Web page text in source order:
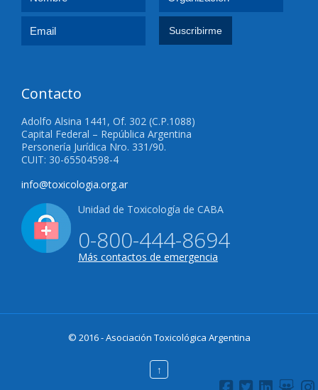
Contacto
Adolfo Alsina 1441, Of. 302 (C.P.1088)
Capital Federal – República Argentina
Personería Jurídica Nro. 331/90.
CUIT: 30-65504598-4
info@toxicologia.org.ar
Unidad de Toxicología de CABA
0-800-444-8694
Más contactos de emergencia
© 2016 - Asociación Toxicológica Argentina
↑